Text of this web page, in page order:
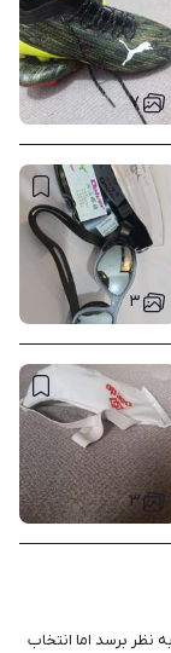
۷
۳
۳
نظر برسد اما انتخاب